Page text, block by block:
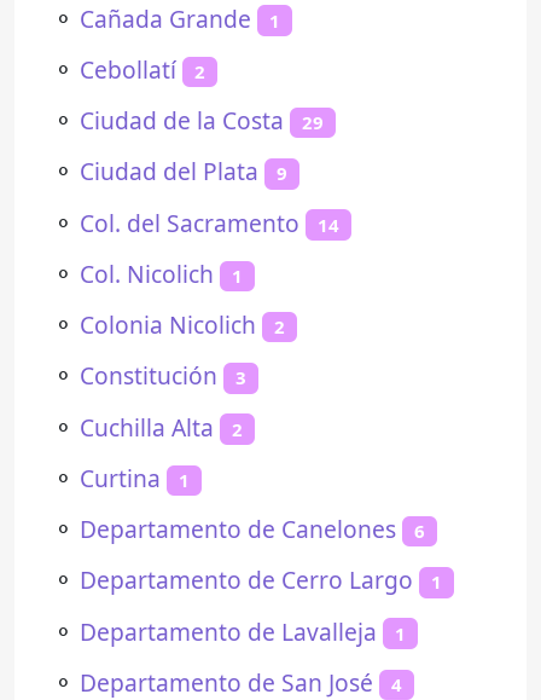
⚬ Cañada Grande 1
⚬ Cebollatí 2
⚬ Ciudad de la Costa 29
⚬ Ciudad del Plata 9
⚬ Col. del Sacramento 14
⚬ Col. Nicolich 1
⚬ Colonia Nicolich 2
⚬ Constitución 3
⚬ Cuchilla Alta 2
⚬ Curtina 1
⚬ Departamento de Canelones 6
⚬ Departamento de Cerro Largo 1
⚬ Departamento de Lavalleja 1
⚬ Departamento de San José 4